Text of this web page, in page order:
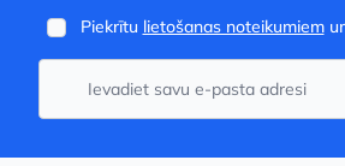
Piekrītu lietošanas noteikumiem